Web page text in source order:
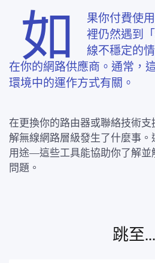
如
果你付費使
裡仍然遇到
線不穩定的
在你的網路供應商。通常，
環境中的運作方式有關。
在更換你的路由器或聯絡技術
解無線網路層級發生了什麼事
用途—這些工具能協助你了解並
問題。
跳至...